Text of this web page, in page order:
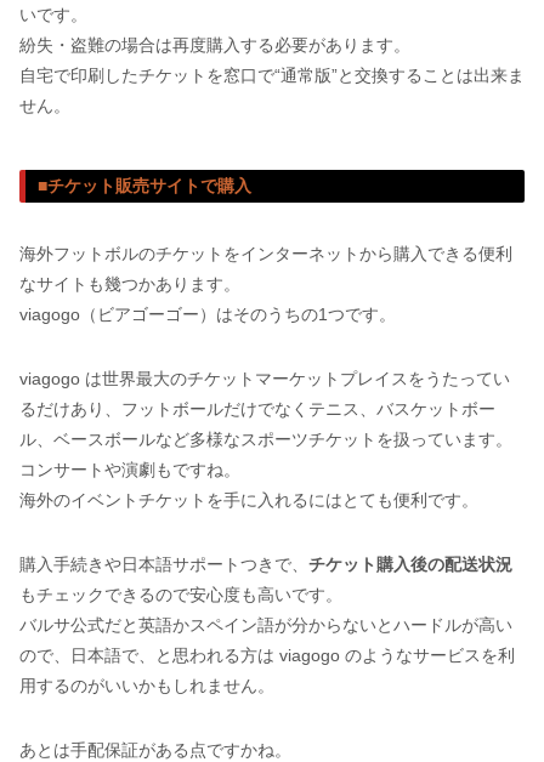
いです。
紛失・盗難の場合は再度購入する必要があります。
自宅で印刷したチケットを窓口で“通常版”と交換することは出来ま
せん。
■チケット販売サイトで購入
海外フットボルのチケットをインターネットから購入できる便利
なサイトも幾つかあります。
viagogo（ビアゴーゴー）はそのうちの1つです。
viagogo は世界最大のチケットマーケットプレイスをうたってい
るだけあり、フットボールだけでなくテニス、バスケットボー
ル、ベースボールなど多様なスポーツチケットを扱っています。
コンサートや演劇もですね。
海外のイベントチケットを手に入れるにはとても便利です。
購入手続きや日本語サポートつきで、 チケット購入後の配送状況
もチェックできるので安心度も高いです。
バルサ公式だと英語かスペイン語が分からないとハードルが高い
ので、日本語で、と思われる方は viagogo のようなサービスを利
用するのがいいかもしれません。
あとは手配保証がある点ですかね。